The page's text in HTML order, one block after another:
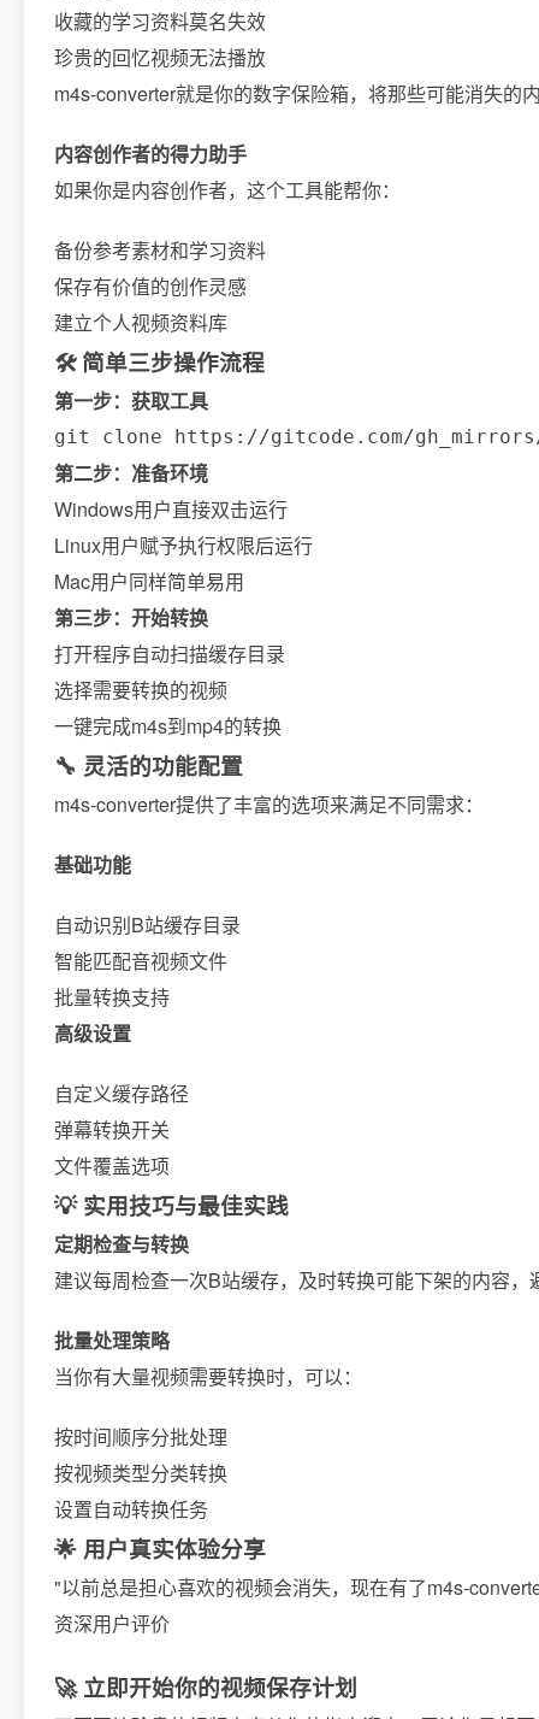
收藏的学习资料莫名失效
珍贵的回忆视频无法播放
m4s-converter就是你的数字保险箱，将那些可能消失的
内容创作者的得力助手
如果你是内容创作者，这个工具能帮你：
备份参考素材和学习资料
保存有价值的创作灵感
建立个人视频资料库
🛠️ 简单三步操作流程
第一步：获取工具
git clone https://gitcode.com/gh_mirrors/
第二步：准备环境
Windows用户直接双击运行
Linux用户赋予执行权限后运行
Mac用户同样简单易用
第三步：开始转换
打开程序自动扫描缓存目录
选择需要转换的视频
一键完成m4s到mp4的转换
🔧 灵活的功能配置
m4s-converter提供了丰富的选项来满足不同需求：
基础功能
自动识别B站缓存目录
智能匹配音视频文件
批量转换支持
高级设置
自定义缓存路径
弹幕转换开关
文件覆盖选项
💡 实用技巧与最佳实践
定期检查与转换
建议每周检查一次B站缓存，及时转换可能下架的内容，
批量处理策略
当你有大量视频需要转换时，可以：
按时间顺序分批处理
按视频类型分类转换
设置自动转换任务
🌟 用户真实体验分享
"以前总是担心喜欢的视频会消失，现在有了m4s-
资深用户评价
🚀 立即开始你的视频保存计划